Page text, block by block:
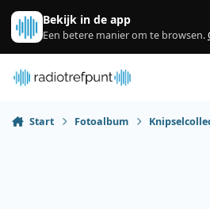
Spring naar bijdragen
Bekijk in de app
Een betere manier om te browsen.
Start Fotoalbum